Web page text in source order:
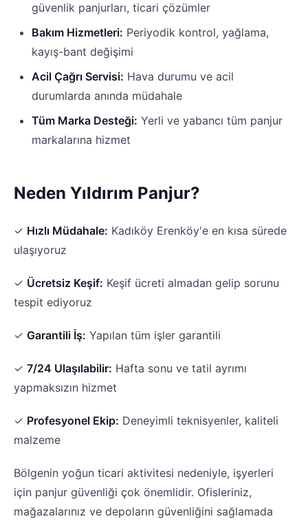
güvenlik panjurları, ticari çözümler
Bakım Hizmetleri: Periyodik kontrol, yağlama,
kayış-bant değişimi
Acil Çağrı Servisi: Hava durumu ve acil
durumlarda anında müdahale
Tüm Marka Desteği: Yerli ve yabancı tüm panjur
markalarına hizmet
Neden Yıldırım Panjur?
✓ Hızlı Müdahale: Kadıköy Erenköy'e en kısa sürede
ulaşıyoruz
✓ Ücretsiz Keşif: Keşif ücreti almadan gelip sorunu
tespit ediyoruz
✓ Garantili İş: Yapılan tüm işler garantili
✓ 7/24 Ulaşılabilir: Hafta sonu ve tatil ayrımı
yapmaksızın hizmet
✓ Profesyonel Ekip: Deneyimli teknisyenler, kaliteli
malzeme
Bölgenin yoğun ticari aktivitesi nedeniyle, işyerleri
için panjur güvenliği çok önemlidir. Ofisleriniz,
mağazalarınız ve depoların güvenliğini sağlamada